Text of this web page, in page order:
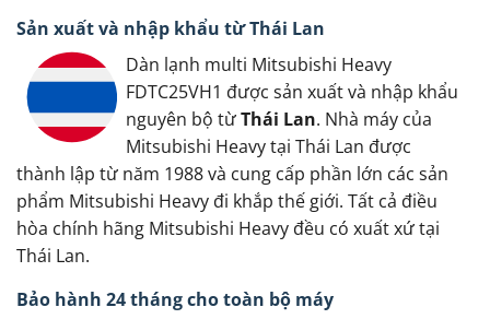
Sản xuất và nhập khẩu từ Thái Lan
Dàn lạnh multi Mitsubishi Heavy
FDTC25VH1 được sản xuất và nhập khẩu
nguyên bộ từThái Lan. Nhà máy của
Mitsubishi Heavy tại Thái Lan được
thành lập từ năm 1988 và cung cấp phần lớn các sản
phẩm Mitsubishi Heavy đi khắp thế giới. Tất cả điều
hòa chính hãng Mitsubishi Heavy đều có xuất xứ tại
Thái Lan.
Bảo hành 24 tháng cho toàn bộ máy